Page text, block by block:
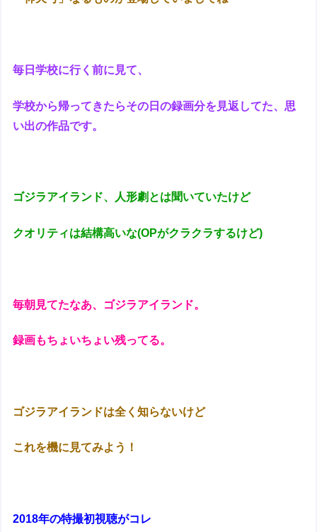
毎日学校に行く前に見て、
学校から帰ってきたらその日の録画分を見返してた、思
い出の作品です。
ゴジラアイランド、人形劇とは聞いていたけど
クオリティは結構高いな(OPがクラクラするけど)
毎朝見てたなあ、ゴジラアイランド。
録画もちょいちょい残ってる。
ゴジラアイランドは全く知らないけど
これを機に見てみよう！
2018年の特撮初視聴がコレ